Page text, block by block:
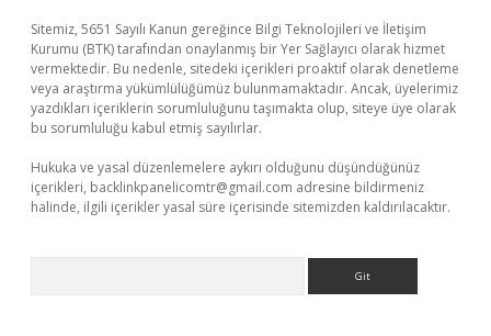
Sitemiz, 5651 Sayılı Kanun gereğince Bilgi Teknolojileri ve İletişim
Kurumu (BTK) tarafından onaylanmış bir Yer Sağlayıcı olarak hizmet
vermektedir. Bu nedenle, sitedeki içerikleri proaktif olarak denetleme
veya araştırma yükümlülüğümüz bulunmamaktadır. Ancak, üyelerimiz
yazdıkları içeriklerin sorumluluğunu taşımakta olup, siteye üye olarak
bu sorumluluğu kabul etmiş sayılırlar.
Hukuka ve yasal düzenlemelere aykırı olduğunu düşündüğünüz
içerikleri, backlinkpanelicomtr@gmail.com adresine bildirmeniz
halinde, ilgili içerikler yasal süre içerisinde sitemizden kaldırılacaktır.